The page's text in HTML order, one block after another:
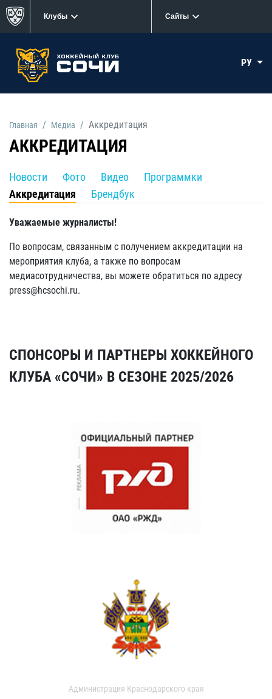
Клубы Сайты
РУ
Главная Медиа Аккредитация
АККРЕДИТАЦИЯ
Новости Фото Видео
Программки
Аккредитация
Брендбук
Уважаемые журналисты!
По вопросам, связанным с получением аккредитации на
мероприятия клуба, а также по вопросам
медиасотрудничества, вы можете обратиться по адресу
press@hcsochi.ru.
СПОНСОРЫ И ПАРТНЕРЫ ХОККЕЙНОГО
КЛУБА «СОЧИ» В СЕЗОНЕ 2025/2026
Администрация Краснодарского края